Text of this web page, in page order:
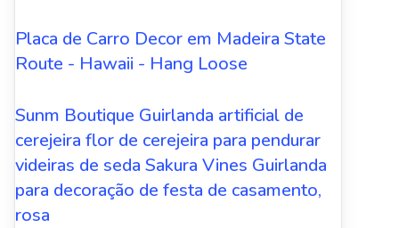
Placa de Carro Decor em Madeira State
Route - Hawaii - Hang Loose
Sunm Boutique Guirlanda artificial de
cerejeira flor de cerejeira para pendurar
videiras de seda Sakura Vines Guirlanda
para decoração de festa de casamento,
rosa